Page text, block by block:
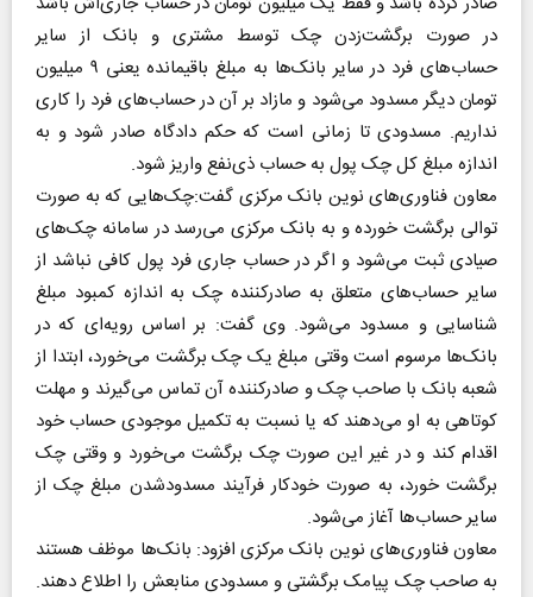
در صورت برگشت‌زدن چک توسط مشتری و بانک از سایر
حساب‌های فرد در سایر بانک‌ها به مبلغ باقیمانده یعنی ۹ میلیون
تومان دیگر مسدود می‌شود و مازاد بر آن در حساب‌های فرد را کاری
نداریم. مسدودی تا زمانی است که حکم دادگاه صادر شود و به
اندازه مبلغ کل چک پول به حساب ذی‌نفع واریز شود.
معاون فناوری‌های نوین بانک مرکزی گفت:‌چک‌هایی که به صورت
توالی برگشت خورده و به بانک مرکزی می‌رسد در سامانه چک‌های
صیادی ثبت می‌شود و اگر در حساب جاری فرد پول کافی نباشد از
سایر حساب‌های متعلق به صادرکننده چک به اندازه کمبود مبلغ
شناسایی و مسدود می‌شود. وی گفت:‌ بر اساس رویه‌ای که در
بانک‌ها مرسوم است وقتی مبلغ یک چک برگشت می‌خورد، ابتدا از
شعبه بانک با صاحب چک و صادرکننده آن تماس می‌گیرند و مهلت
کوتاهی به او می‌دهند که یا نسبت به تکمیل موجودی حساب خود
اقدام کند و در غیر این صورت چک برگشت می‌خورد و وقتی چک
برگشت خورد، به صورت خودکار فرآیند مسدودشدن مبلغ چک از
سایر حساب‌ها آغاز می‌شود.
معاون فناوری‌های نوین بانک مرکزی افزود:‌ بانک‌ها موظف هستند
به صاحب چک پیامک برگشتی و مسدودی منابعش را اطلاع دهند.